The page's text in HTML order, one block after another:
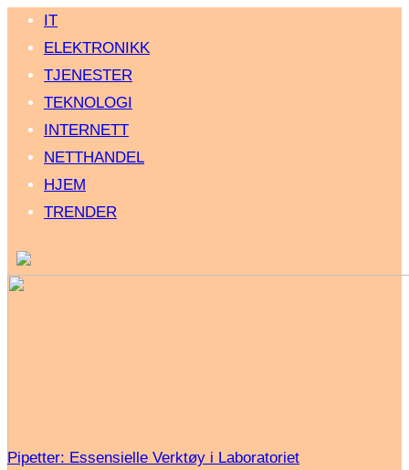
IT
ELEKTRONIKK
TJENESTER
TEKNOLOGI
INTERNETT
NETTHANDEL
HJEM
TRENDER
Pipetter: Essensielle Verktøy i Laboratoriet